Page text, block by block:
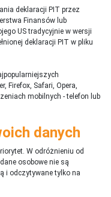
deklaracji PIT przez
Finansów lub
US tradycyjnie w wersji
deklaracji PIT w pliku
Firefox, Safari, Opera,
mobilnych - telefon lub
danych
W odróżnieniu od
osobowe nie są
i odczytywane tylko na